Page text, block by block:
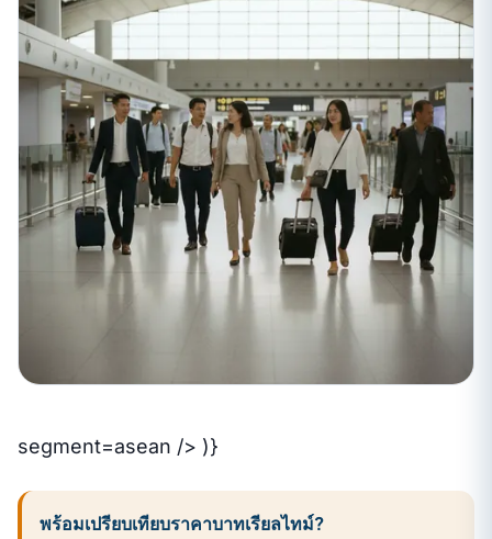
segment=asean /> )}
พร้อมเปรียบเทียบราคาบาทเรียลไทม์?